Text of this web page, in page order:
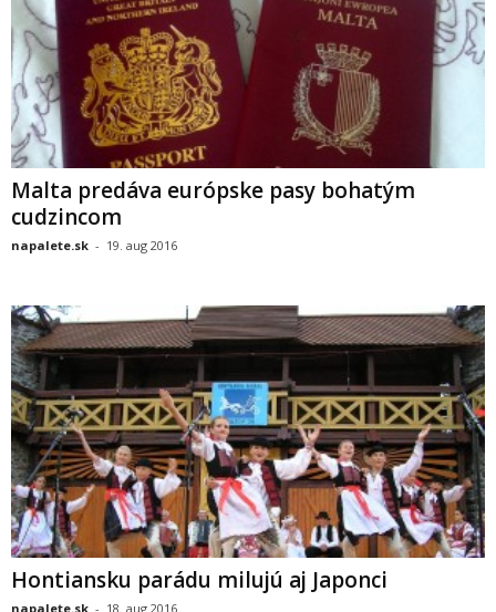
Malta predáva európske pasy bohatým
cudzincom
napalete.sk - 19. aug 2016
Hontiansku parádu milujú aj Japonci
napalete.sk - 18. aug 2016